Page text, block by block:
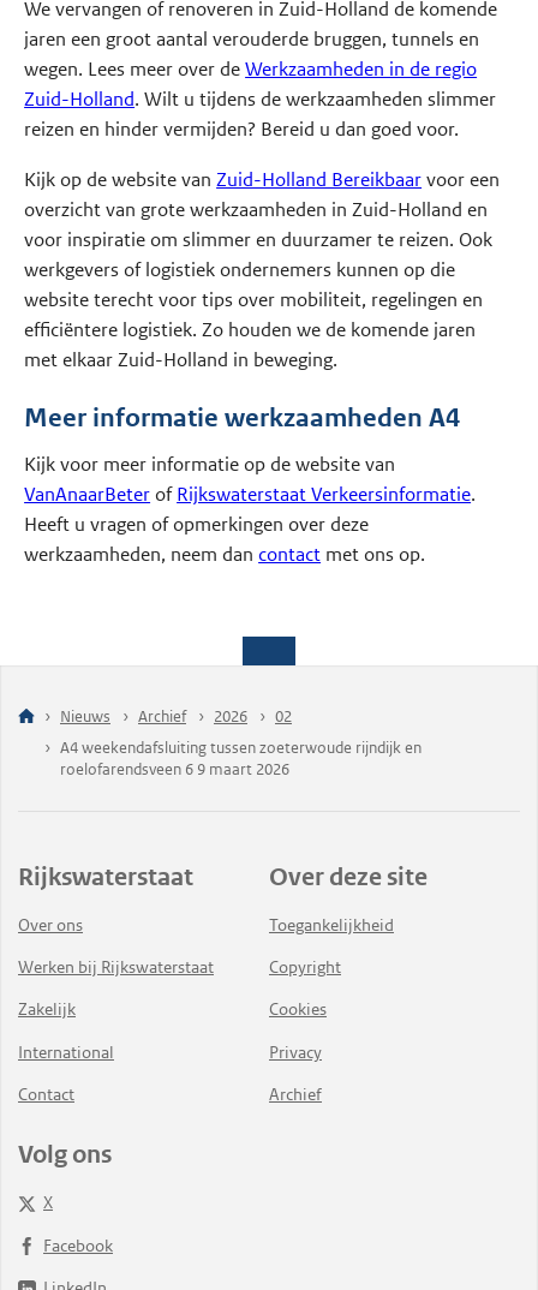
We vervangen of renoveren in Zuid-Holland de komende
jaren een groot aantal verouderde bruggen, tunnels en
wegen. Lees meer over deWerkzaamheden in de regio
Zuid-Holland. Wilt u tijdens de werkzaamheden slimmer
reizen en hinder vermijden? Bereid u dan goed voor.
Kijk op de website vanZuid-Holland Bereikbaarvoor een
overzicht van grote werkzaamheden in Zuid-Holland en
voor inspiratie om slimmer en duurzamer te reizen. Ook
werkgevers of logistiek ondernemers kunnen op die
website terecht voor tips over mobiliteit, regelingen en
efficiëntere logistiek. Zo houden we de komende jaren
met elkaar Zuid-Holland in beweging.
Meer informatie werkzaamheden A4
Kijk voor meer informatie op de website van
VanAnaarBeter ofRijkswaterstaat Verkeersinformatie.
Heeft u vragen of opmerkingen over deze
werkzaamheden, neem dancontact met ons op.
Nieuws Archief 2026
02
A4 weekendafsluiting tussen zoeterwoude rijndijk en
roelofarendsveen 6 9 maart 2026
Rijkswaterstaat
Over ons
Werken bij Rijkswaterstaat
Zakelijk
International
Contact
Over deze site
Toegankelijkheid
Copyright
Cookies
Privacy
Archief
Volg ons
X
Facebook